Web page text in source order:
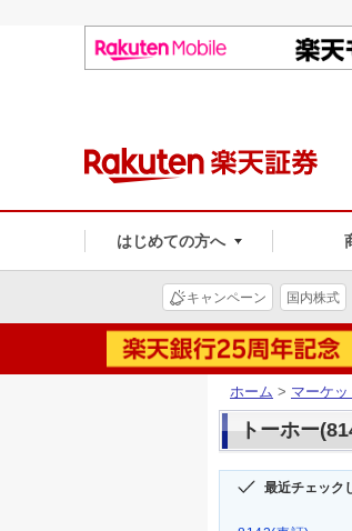
はじめての方へ
キャンペーン 国内株式
ホーム > マーケッ
トーホー
最近チェック